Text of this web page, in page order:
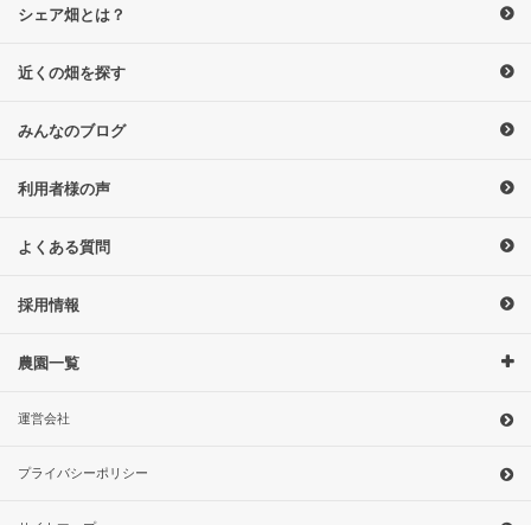
シェア畑とは？
近くの畑を探す
みんなのブログ
利用者様の声
よくある質問
採用情報
農園一覧
運営会社
プライバシーポリシー